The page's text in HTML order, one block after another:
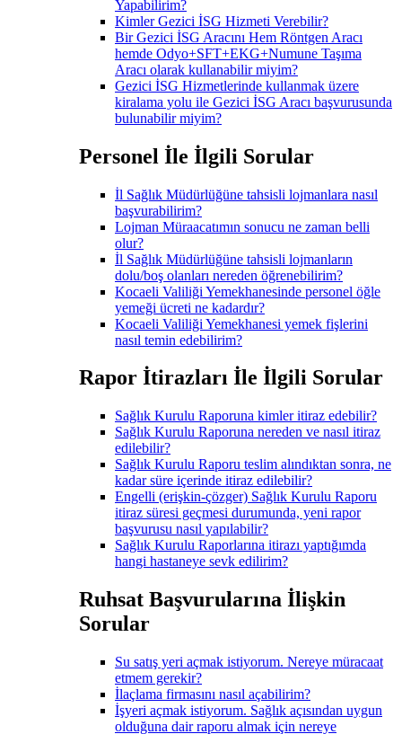
Yapabilirim?
Kimler Gezici İSG Hizmeti Verebilir?
Bir Gezici İSG Aracını Hem Röntgen Aracı
hemde Odyo+SFT+EKG+Numune Taşıma
Aracı olarak kullanabilir miyim?
Gezici İSG Hizmetlerinde kullanmak üzere
kiralama yolu ile Gezici İSG Aracı başvurusunda
bulunabilir miyim?
Personel İle İlgili Sorular
İl Sağlık Müdürlüğüne tahsisli lojmanlara nasıl
başvurabilirim?
Lojman Müraacatımın sonucu ne zaman belli
olur?
İl Sağlık Müdürlüğüne tahsisli lojmanların
dolu/boş olanları nereden öğrenebilirim?
Kocaeli Valiliği Yemekhanesinde personel öğle
yemeği ücreti ne kadardır?
Kocaeli Valiliği Yemekhanesi yemek fişlerini
nasıl temin edebilirim?
Rapor İtirazları İle İlgili Sorular
Sağlık Kurulu Raporuna kimler itiraz edebilir?
Sağlık Kurulu Raporuna nereden ve nasıl itiraz
edilebilir?
Sağlık Kurulu Raporu teslim alındıktan sonra, ne
kadar süre içerinde itiraz edilebilir?
Engelli (erişkin-çözger) Sağlık Kurulu Raporu
itiraz süresi geçmesi durumunda, yeni rapor
başvurusu nasıl yapılabilir?
Sağlık Kurulu Raporlarına itirazı yaptığımda
hangi hastaneye sevk edilirim?
Ruhsat Başvurularına İlişkin
Sorular
Su satış yeri açmak istiyorum. Nereye müracaat
etmem gerekir?
İlaçlama firmasını nasıl açabilirim?
İşyeri açmak istiyorum. Sağlık açısından uygun
olduğuna dair raporu almak için nereye